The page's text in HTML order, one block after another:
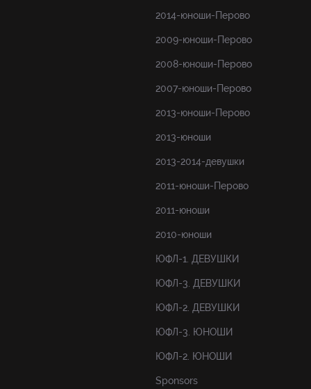
2014-юноши-Перово
2009-юноши-Перово
2008-юноши-Перово
2007-юноши-Перово
2013-юноши-Перово
2013-юноши
2013-2014-девушки
2011-юноши-Перово
2011-юноши
2010-юноши
ЮФЛ-1. ДЕВУШКИ
ЮФЛ-3. ДЕВУШКИ
ЮФЛ-2. ДЕВУШКИ
ЮФЛ-3. ЮНОШИ
ЮФЛ-2. ЮНОШИ
Sponsors